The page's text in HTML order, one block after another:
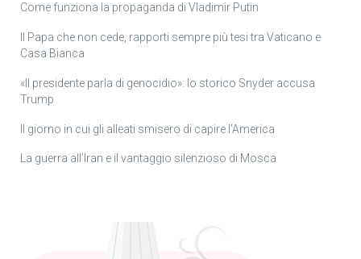
Come funziona la propaganda di Vladimir Putin
Il Papa che non cede, rapporti sempre più tesi tra Vaticano e
Casa Bianca
«Il presidente parla di genocidio»: lo storico Snyder accusa
Trump
Il giorno in cui gli alleati smisero di capire l’America
La guerra all’Iran e il vantaggio silenzioso di Mosca